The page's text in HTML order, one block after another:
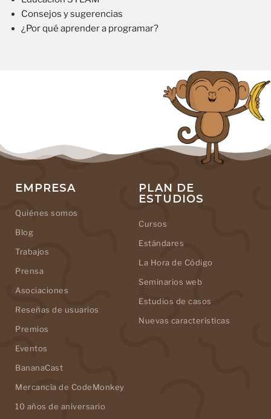
Consejos y sugerencias
¿Por qué aprender a programar?
EMPRESA
Quiénes somos
Blog
Trabajos
Prensa
Asociaciones
Reseñas de usuarios
Premios
Eventos
BananaCast
Mercancía de CodeMonkey
10 años de aniversario
PLAN DE
ESTUDIOS
Cursos
Estándares
La Hora de Código
Seminarios web
Estudios de casos
Nuevas características